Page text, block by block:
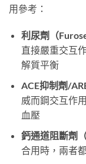
用參考：
利尿劑（
直接嚴重交互
解質平衡
ACE抑制劑/
威而鋼交互作
血壓
鈣通道阻斷劑
合用時，兩者